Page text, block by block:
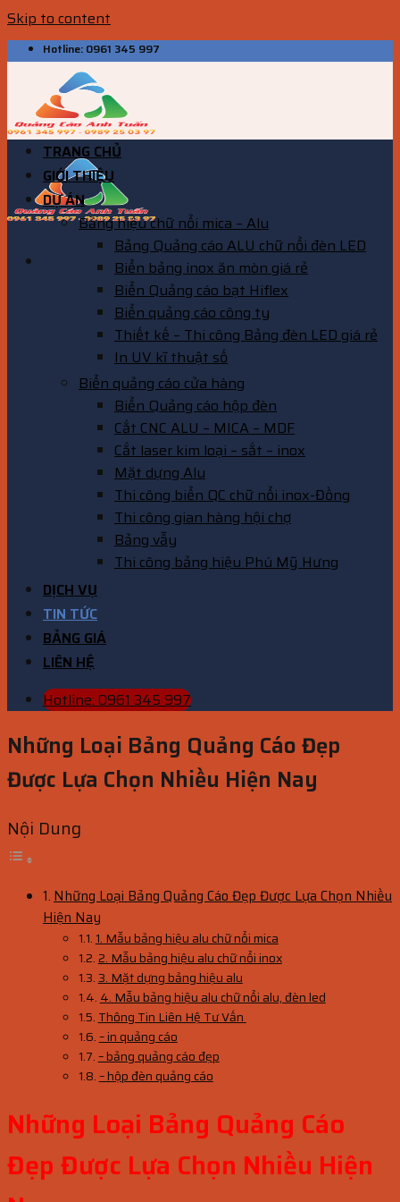
Skip to content
Hotline: 0961 345 997
TRANG CHỦ
GIỚI THIỆU
DỰ ÁN
Bảng hiệu chữ nổi mica – Alu
Bảng Quảng cáo ALU chữ nổi đèn LED
Biển bảng inox ăn mòn giá rẻ
Biển Quảng cáo bạt Hiflex
Biển quảng cáo công ty
Thiết kế – Thi công Bảng đèn LED giá rẻ
In UV kĩ thuật số
Biển quảng cáo cửa hàng
Biển Quảng cáo hộp đèn
Cắt CNC ALU – MICA – MDF
Cắt laser kim loại – sắt – inox
Mặt dựng Alu
Thi công biển QC chữ nổi inox-Đồng
Thi công gian hàng hội chợ
Bảng vẫy
Thi công bảng hiệu Phú Mỹ Hưng
DỊCH VỤ
TIN TỨC
BẢNG GIÁ
LIÊN HỆ
Hotline: 0961 345 997
Những Loại Bảng Quảng Cáo Đẹp
Được Lựa Chọn Nhiều Hiện Nay
Nội Dung
Những Loại Bảng Quảng Cáo Đẹp Được Lựa Chọn Nhiều
Hiện Nay
1. Mẫu bảng hiệu alu chữ nổi mica
2. Mẫu bảng hiệu alu chữ nổi inox
3. Mặt dựng bảng hiệu alu
4. Mẫu bảng hiệu alu chữ nổi alu, đèn led
Thông Tin Liên Hệ Tư Vấn
– in quảng cáo
– bảng quảng cáo đẹp
– hộp đèn quảng cáo
Những Loại Bảng Quảng Cáo
Đẹp Được Lựa Chọn Nhiều Hiện